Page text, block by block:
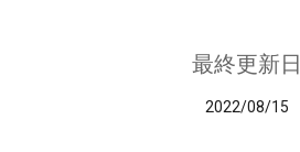
最終更新日
2022/08/15